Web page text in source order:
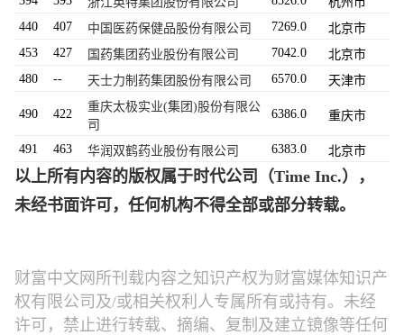
440
407 中国医药保健品股份有限公司 7269.0
北京市
453
427 国药集团药业股份有限公司 7042.0
北京市
480
-- 天士力制药集团股份有限公司 6570.0 天津市
490 422
重庆太极实业(集团)股份有限公
司
6386.0 重庆市
491 463 华润双鹤药业股份有限公司 6383.0 北京市
以上所有内容的版权属于时代公司（Time Inc.），
未经书面许可，任何机构不得全部或部分转载。
财富中文网所刊载内容之知识产权为财富媒体知识产
权有限公司及/或相关权利人专属所有或持有。未经
许可，禁止进行转载、摘编、复制及建立镜像等任何